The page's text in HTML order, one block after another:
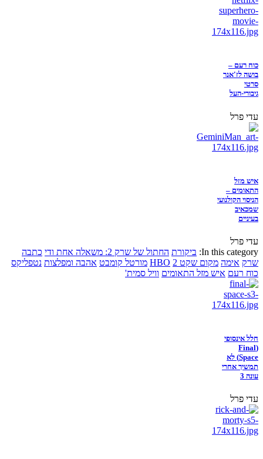
כוח רעם –
בושה לז'אנר
סרטי
גיבורי-העל
עדי פרל
איש מזל
התאומים –
הניסוי הקולנועי
שמכאיב
בעיניים
עדי פרל
In this category: ביקורת החתול של שרק 2: משאלה אחת ודי
כתבה
שרק אימה מקום שקט 2 HBO מורטל קומבט אהבה ומפלצות נטפליקס
כוח רעם איש מזל התאומים וויל סמית'
חלל אינסופי
(Final
Space) לא
תמשיך אחרי
עונה 3
עדי פרל